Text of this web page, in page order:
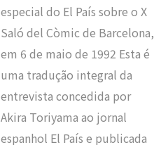
especial do El País sobre o X
Saló del Còmic de Barcelona,
em 6 de maio de 1992 Esta é
uma tradução integral da
entrevista concedida por
Akira Toriyama ao jornal
espanhol El País e publicada